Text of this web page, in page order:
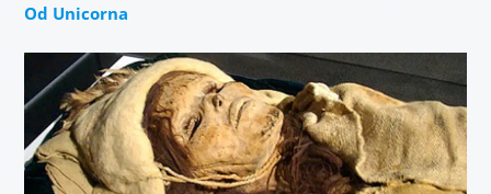
Od Unicorna